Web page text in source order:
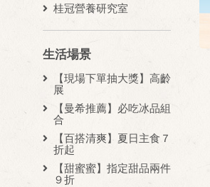
桂冠營養研究室
生活場景
【現場下單抽大獎】高齡
展
【曼希推薦】必吃冰品組
合
【百搭清爽】夏日主食７
折起
【甜蜜蜜】指定甜品兩件
９折